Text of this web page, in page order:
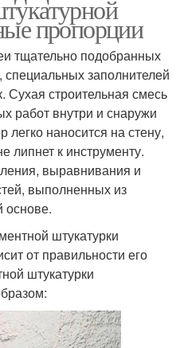
пропорции
тщательно подобранных
заполнителей
строительная смесь
работ внутри и снаружи
наносится на стену,
липнет к инструменту.
выравнивания и
выполненных из
основе.
штукатурки
от правильности его
штукатурки